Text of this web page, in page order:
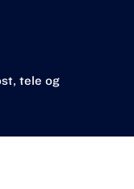
tele og